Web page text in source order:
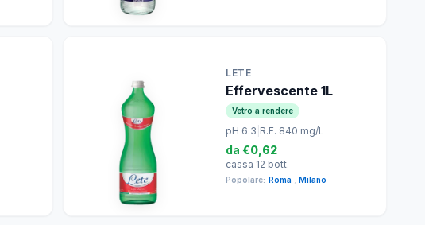
LETE
Effervescente 1L
Vetro a rendere
pH 6.3 R.F. 840 mg/L
da €0,62
cassa 12 bott.
Popolare: Roma Milano